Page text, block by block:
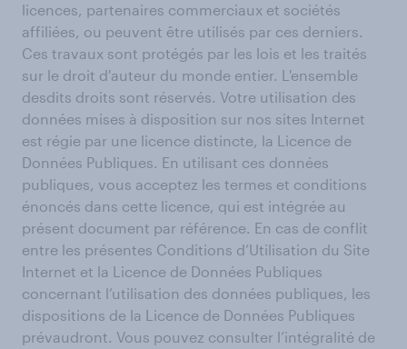
licences, partenaires commerciaux et sociétés
affiliées, ou peuvent être utilisés par ces derniers.
Ces travaux sont protégés par les lois et les traités
sur le droit d'auteur du monde entier. L'ensemble
desdits droits sont réservés. Votre utilisation des
données mises à disposition sur nos sites Internet
est régie par une licence distincte, la Licence de
Données Publiques. En utilisant ces données
publiques, vous acceptez les termes et conditions
énoncés dans cette licence, qui est intégrée au
présent document par référence. En cas de conflit
entre les présentes Conditions d’Utilisation du Site
Internet et la Licence de Données Publiques
concernant l’utilisation des données publiques, les
dispositions de la Licence de Données Publiques
prévaudront. Vous pouvez consulter l’intégralité de